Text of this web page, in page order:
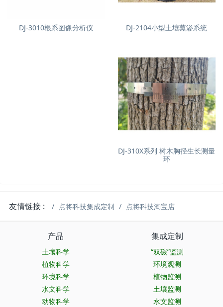
DJ-2104小型土壤蒸渗系统
DJ-3010根系图像分析仪
DJ-310X系列 树木胸径生长测量
环
友情链接 : 点将科技集成定制 点将科技淘宝店
产品
土壤科学
植物科学
环境科学
水文科学
动物科学
集成定制
“双碳”监测
环境观测
植物监测
土壤监测
水文监测